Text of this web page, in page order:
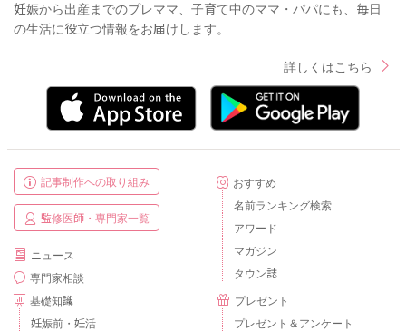
妊娠から出産までのプレママ、子育て中のママ・パパにも、毎日
の生活に役立つ情報をお届けします。
詳しくはこちら
記事制作への取り組み
監修医師・専門家一覧
ニュース
専門家相談
基礎知識
妊娠前・妊活
おすすめ
名前ランキング検索
アワード
マガジン
タウン誌
プレゼント
プレゼント＆アンケート